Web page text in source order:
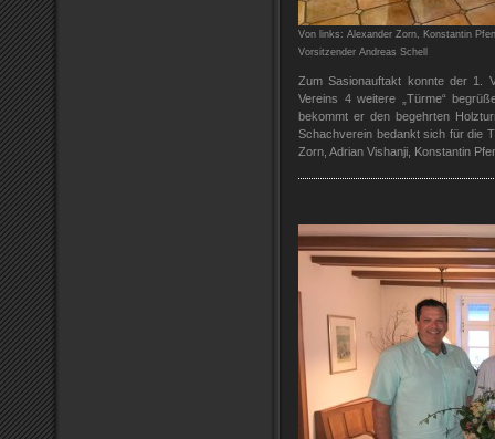
Von links: Alexander Zorn, Konstantin
Vorsitzender Andreas Schell
Zum Sasionauftakt konnte der 1.
Vereins 4 weitere „Türme“
bekommt er den begehrten
Schachverein bedankt sich für die
Zorn, Adrian Vishanji, Konstantin